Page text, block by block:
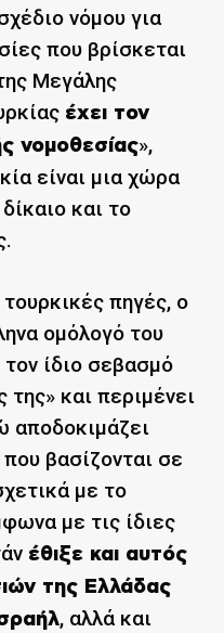
νόμου για
που βρίσκεται
Μεγάλης
έχει τον
νομοθεσίας»,
είναι μια χώρα
και το
πηγές, ο
ομόλογό του
τον ίδιο σεβασμό
της» και περιμένει
αποδοκιμάζει
βασίζονται σε
με το
με τις ίδιες
έθιξε και αυτός
της Ελλάδας
, αλλά και